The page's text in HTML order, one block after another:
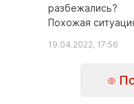
разбежались?
Похожая
19.04.2022, 17:56